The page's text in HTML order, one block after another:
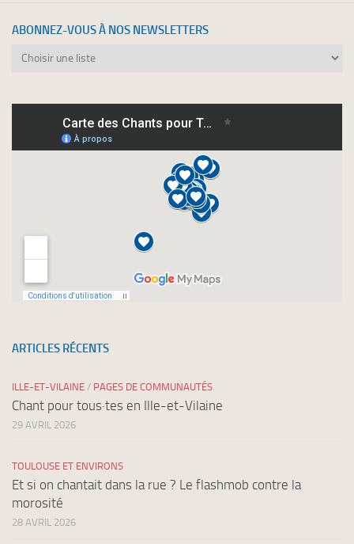
ABONNEZ-VOUS À NOS NEWSLETTERS
Abonnez-
newsletters
ARTICLES RÉCENTS
ILLE-ET-VILAINE / PAGES DE COMMUNAUTÉS
Chant pour tous·tes en Ille-et-Vilaine
29 AVRIL 2026
TOULOUSE ET ENVIRONS
Et si on chantait dans la rue ? Le flashmob contre la
morosité
28 AVRIL 2026